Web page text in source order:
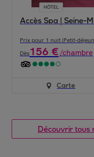
HÔTEL
Prix pour 1 nuit (Petit-
Dès156 €/chambre
Carte
Découvrir tous